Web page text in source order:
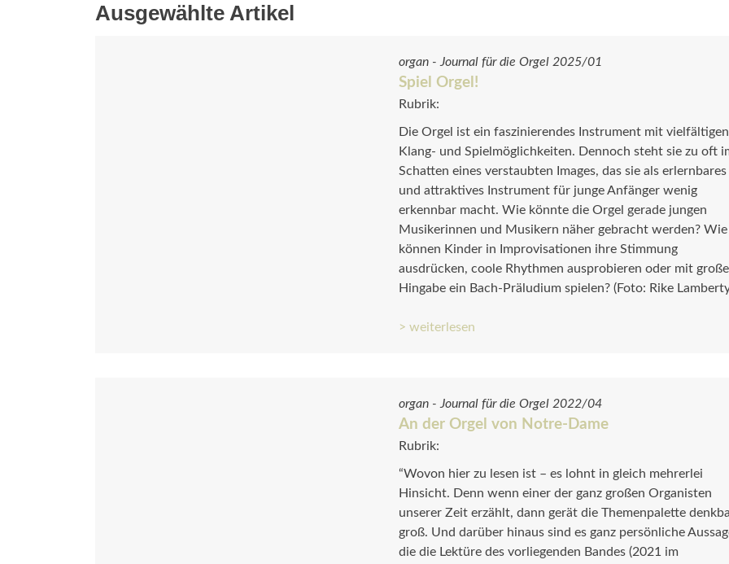
Ausgewählte Artikel
organ - Journal für die Orgel 2025/01
Spiel Orgel!
Rubrik:
Die Orgel ist ein faszinierendes Instrument mit viel­fäl­tigen
Klang- und Spielmöglichkeiten. Dennoch steht sie zu oft
Schatten eines verstaubten Images, das sie als erlernbares
und attraktives Instrument für junge Anfänger wenig
erkennbar macht. Wie könnte die Orgel gerade jungen
Musikerinnen und Musikern näher gebracht werden? Wie
können Kinder in Improvisationen ihre Stimmung
ausdrücken, coole Rhythmen ausprobieren oder mit
Hingabe ein Bach-Präludium spielen? (Foto: Rike
> weiterlesen
organ - Journal für die Orgel 2022/04
An der Orgel von Notre-Dame
Rubrik:
“Wovon hier zu lesen ist – es lohnt in gleich mehrerlei
Hinsicht. Denn wenn einer der ganz großen Organisten
unserer Zeit erzählt, dann gerät die Themenpalette
groß. Und darüber hinaus sind es ganz persönliche
die die Lektüre des vorliegenden Bandes (2021 im